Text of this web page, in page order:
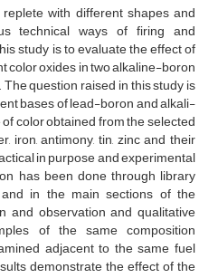
with different shapes and
technical ways of firing and
study is to evaluate the effect of
color oxides in two alkaline-boron
question raised in this study is
bases of lead-boron and alkali-
color obtained from the selected
iron, antimony, tin, zinc and their
in purpose and experimental
has been done through library
in the main sections of the
and observation and qualitative
of the same composition
adjacent to the same fuel
demonstrate the effect of the